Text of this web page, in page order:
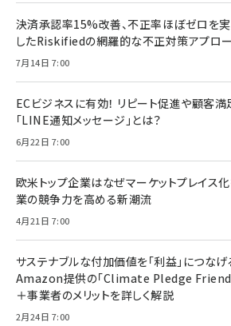
決済承認率15%改善、不正率ほぼゼロを実
したRiskifiedの網羅的な不正対策アプロ
7月14日 7:00
ECビジネスに有効！ リピート促進や顧客
「LINE通知メッセージ」とは？
6月22日 7:00
欧米トップ企業はなぜマーケットプレイス
業の競争力を高める新潮流
4月21日 7:00
サステナブルな付加価値を「利益」につな
Amazon提供の「Climate Pledge
＋事業者のメリットを詳しく解説
2月24日 7:00